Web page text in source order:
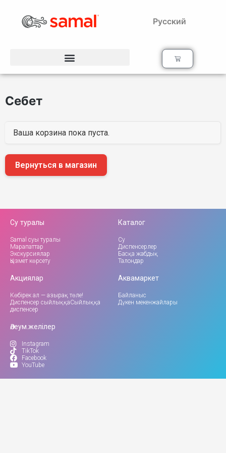
Русский
Себет
Ваша корзина пока пуста.
Вернуться в магазин
Су туралы
Samal суы туралы
Марапаттар
Экскурсиялар
Қызмет көрсету
Каталог
Су
Диспенсерлер
Басқа жабдық
Талондар
Акциялар
Көбірек ал — азырақ төле!
Диспенсер сыйлыққаСыйлыққа
диспенсер
Аквамаркет
Байланыс
Дүкен мекенжайлары
Әлеум.желілер
Instagram
TikTok
Facebook
YouTube